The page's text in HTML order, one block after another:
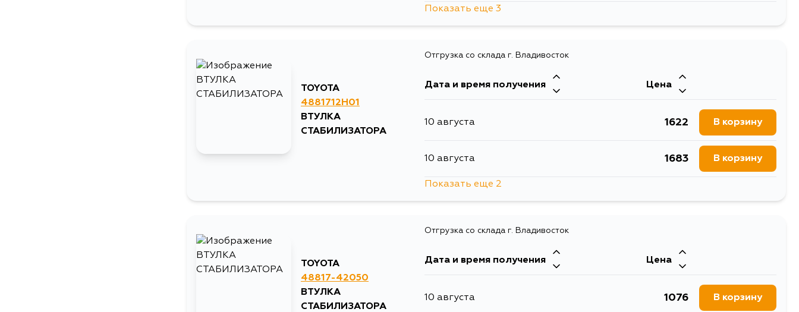
13 августа
15 августа 1166
Показать еще 3
TOYOTA
4881712H01
ВТУЛКА
СТАБИЛИЗАТОРА
Отгрузка со склада г. Владивосток
Дата и время получения Цена
10 августа 1622 В корзину
10 августа 1683 В корзину
15 августа
Показать еще 2
TOYOTA
48817-42050
ВТУЛКА
СТАБИЛИЗАТОРА
Отгрузка со склада г. Владивосток
Дата и время получения Цена
10 августа 1076 В корзину